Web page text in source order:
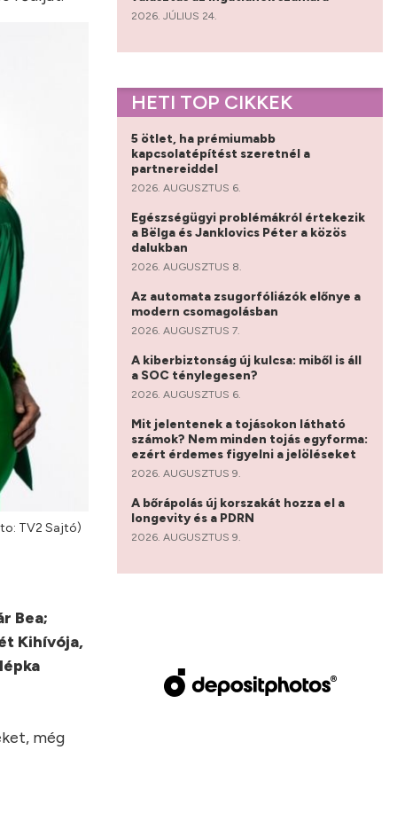
TV2 Sajtó)
Bea;
Kihívója,
még
2026. JÚLIUS 24.
HETI TOP CIKKEK
5 ötlet, ha prémiumabb
kapcsolatépítést szeretnél a
partnereiddel
2026. AUGUSZTUS 6.
Egészségügyi problémákról értekezik
a Bëlga és Janklovics Péter a közös
dalukban
2026. AUGUSZTUS 8.
Az automata zsugorfóliázók előnye a
modern csomagolásban
2026. AUGUSZTUS 7.
A kiberbiztonság új kulcsa: miből is áll
a SOC ténylegesen?
2026. AUGUSZTUS 6.
Mit jelentenek a tojásokon látható
számok? Nem minden tojás egyforma:
ezért érdemes figyelni a jelöléseket
2026. AUGUSZTUS 9.
A bőrápolás új korszakát hozza el a
longevity és a PDRN
2026. AUGUSZTUS 9.